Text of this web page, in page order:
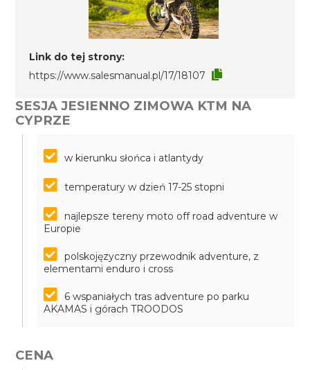
Link do tej strony:
https://www.salesmanual.pl/17/18107
SESJA JESIENNO ZIMOWA KTM NA
CYPRZE
w kierunku słońca i atlantydy
temperatury w dzień 17-25 stopni
najlepsze tereny moto off road adventure w
Europie
polskojęzyczny przewodnik adventure, z
elementami enduro i cross
6 wspaniałych tras adventure po parku
AKAMAS i górach TROODOS
CENA